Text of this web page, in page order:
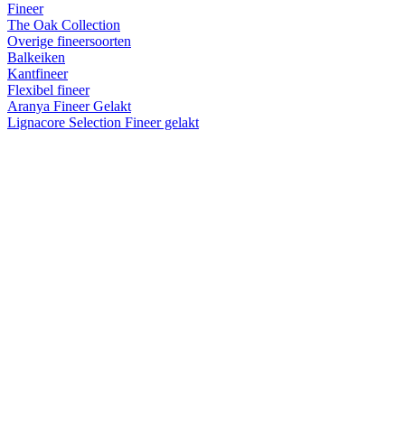
Fineer
The Oak Collection
Overige fineersoorten
Balkeiken
Kantfineer
Flexibel fineer
Aranya Fineer Gelakt
Lignacore Selection Fineer gelakt